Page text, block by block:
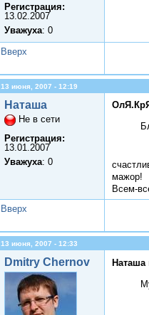
Регистрация:
13.02.2007
Уважуха: 0
Вверх
13 июня, 2007 - 12:19
Наташа
Не в сети
Регистрация:
13.01.2007
Уважуха: 0
мажор!
Всем-
Вверх
13 июня, 2007 - 12:33
Dmitry Chernov Наташа